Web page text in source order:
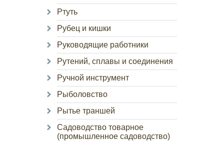
Ртуть
Рубец и кишки
Руководящие работники
Рутений, сплавы и соединения
Ручной инструмент
Рыболовство
Рытье траншей
Садоводство товарное
(промышленное садоводство)